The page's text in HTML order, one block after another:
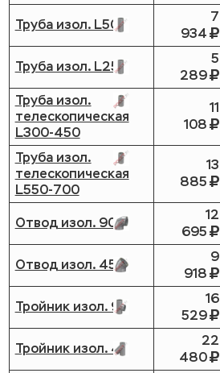
Труба изол. L500
7
934
Труба изол. L250
5
289
Труба изол.
телескопическая
L300-450
11
108
Труба изол.
телескопическая
L550-700
13
885
Отвод изол. 90
12
695
Отвод изол. 45
9
918
Тройник изол. 90
16
529
Тройник изол. 45
22
480